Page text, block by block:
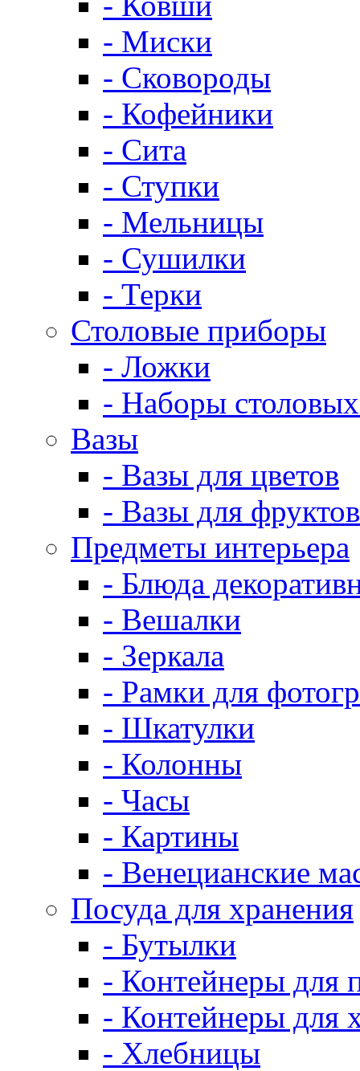
- Миски
- Сковороды
- Кофейники
- Сита
- Ступки
- Мельницы
- Сушилки
- Терки
Столовые приборы
- Ложки
- Наборы
Вазы
- Вазы для цветов
- Вазы для фруктов
Предметы интерьера
- Блюда
- Вешалки
- Зеркала
- Рамки для
- Шкатулки
- Колонны
- Часы
- Картины
- Венецианские
Посуда для хранения
- Бутылки
- Контейнеры для
- Контейнеры для
- Хлебницы